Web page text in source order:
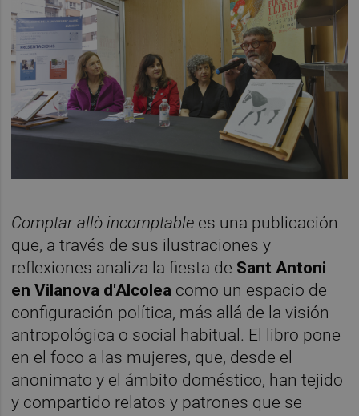
Comptar allò incomptable es una publicación
que, a través de sus ilustraciones y
reflexiones analiza la fiesta de Sant Antoni
en Vilanova d'Alcolea como un espacio de
configuración política, más allá de la visión
antropológica o social habitual. El libro pone
en el foco a las mujeres, que, desde el
anonimato y el ámbito doméstico, han tejido
y compartido relatos y patrones que se